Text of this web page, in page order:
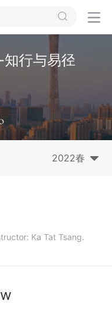
 
行与易径
2022春
Ka Tat Tsang.